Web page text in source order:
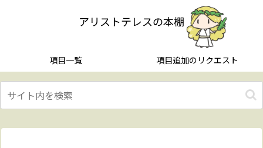
アリストテレスの本棚
項目一覧 項目追加のリクエスト